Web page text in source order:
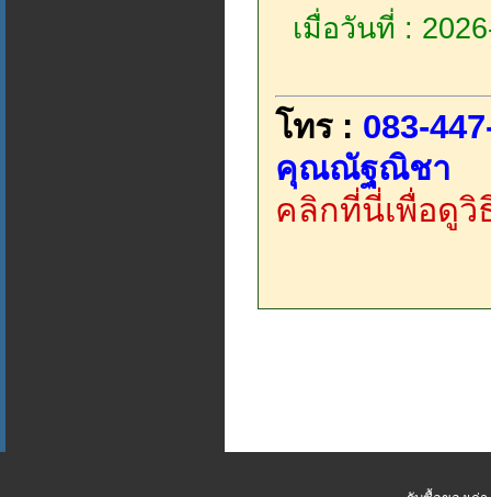
เมื่อวันที่ :
โทร : 083-
คุณณัฐณิชา
คลิกที่นี่เพื่อดูวิ